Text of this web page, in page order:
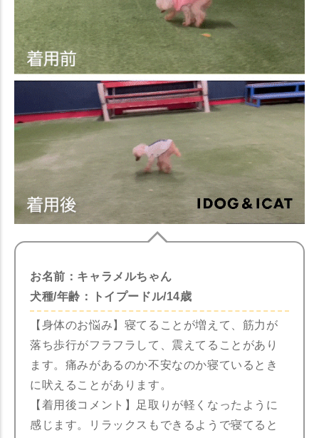
お名前：キャラメルちゃん
犬種/年齢：トイプードル/14歳
【身体のお悩み】寝てることが増えて、筋力が
落ち歩行がフラフラして、震えてることがあり
ます。痛みがあるのか不安なのか寝ているとき
に吠えることがあります。
【着用後コメント】足取りが軽くなったように
感じます。リラックスもできるようで寝てると